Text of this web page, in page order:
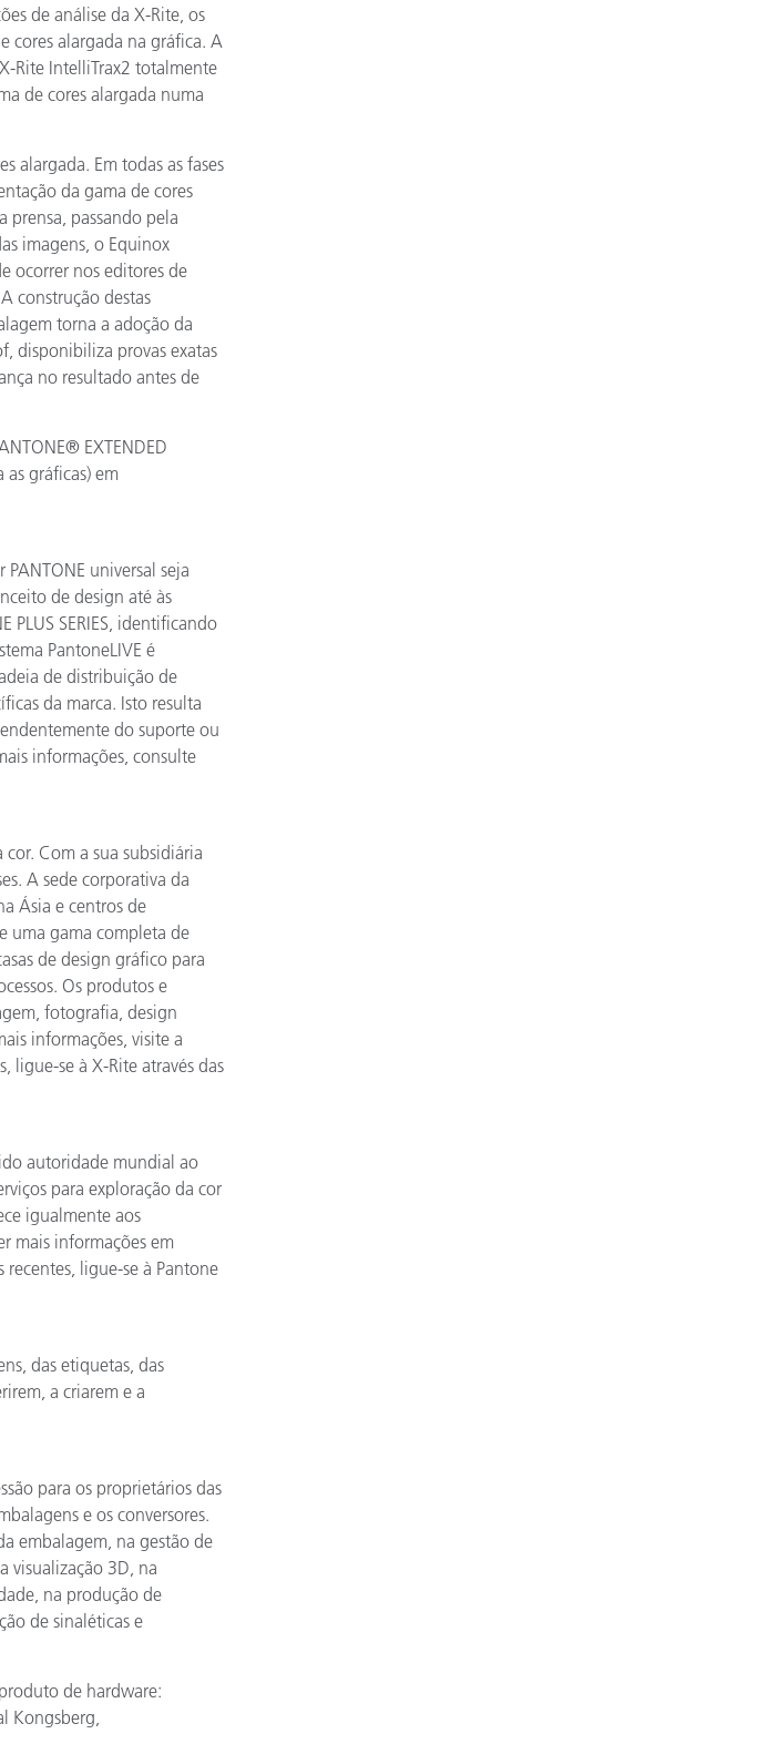
de análise da X-Rite, os
cores alargada na gráfica. A
Rite IntelliTrax2 totalmente
de cores alargada numa
alargada. Em todas as fases
da gama de cores
prensa, passando pela
imagens, o Equinox
ocorrer nos editores de
construção destas
torna a adoção da
disponibiliza provas exatas
no resultado antes de
EXTENDED
gráficas) em
universal seja
de design até às
PLUS SERIES, identificando
PantoneLIVE é
de distribuição de
da marca. Isto resulta
do suporte ou
informações, consulte
Com a sua subsidiária
A sede corporativa da
Ásia e centros de
uma gama completa de
de design gráfico para
Os produtos e
fotografia, design
informações, visite a
ligue-se à X-Rite através das
autoridade mundial ao
para exploração da cor
igualmente aos
mais informações em
recentes, ligue-se à Pantone
das etiquetas, das
a criarem e a
para os proprietários das
e os conversores.
embalagem, na gestão de
visualização 3D, na
na produção de
de sinaléticas e
de hardware:
Kongsberg,